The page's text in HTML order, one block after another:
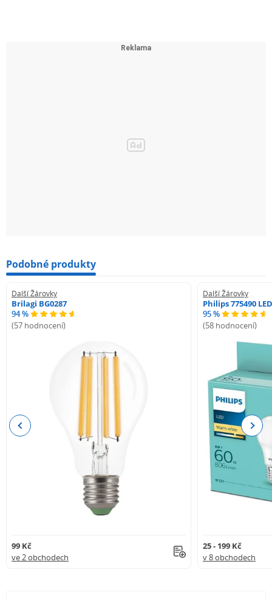
Podobné produkty
Další Žárovky
Brilagi BG0287
94 %
(57 hodnocení)
99 Kč
ve 2 obchodech
Další Žárovky
Philips 775490
95 %
(58 hodnocení)
25 - 199 Kč
v 8 obchodech
Previous Next